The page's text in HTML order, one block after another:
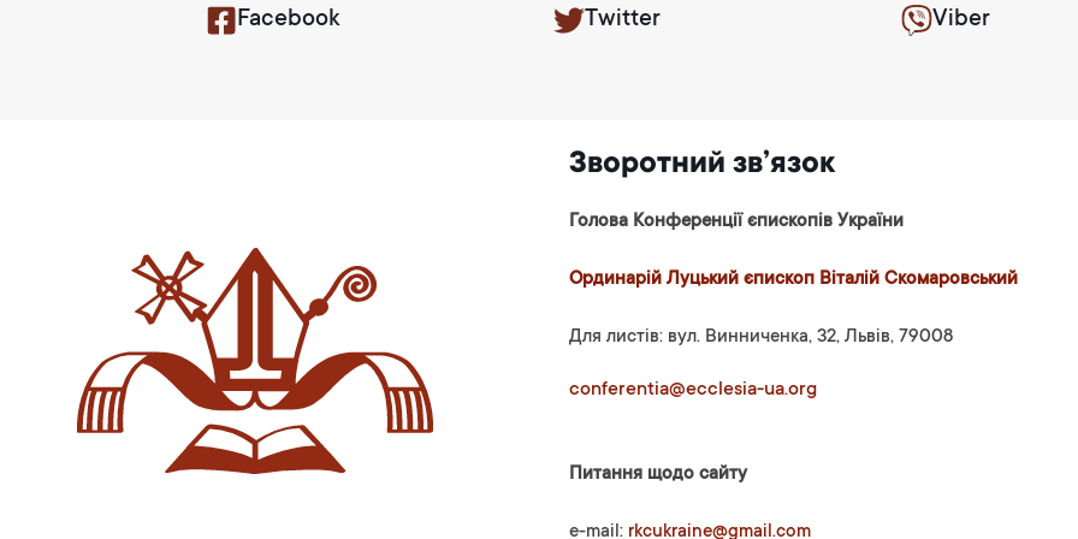
Facebook Twitter Viber
Зворотний зв’язок
Голова Конференції єпископів України
Ординарій Луцький єпископ Віталій Скомаровський
Для листів: вул. Винниченка, 32, Львів, 79008
conferentia@ecclesia-ua.org
Питання щодо сайту
e-mail: rkcukraine@gmail.com